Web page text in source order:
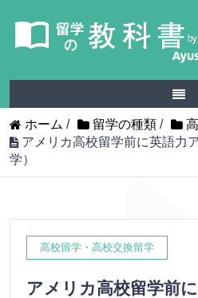
ホーム / 留学の種類 /
アメリカ高校留学前に英語力
学）
高校留学・高校交換留学
アメリカ高校留学前